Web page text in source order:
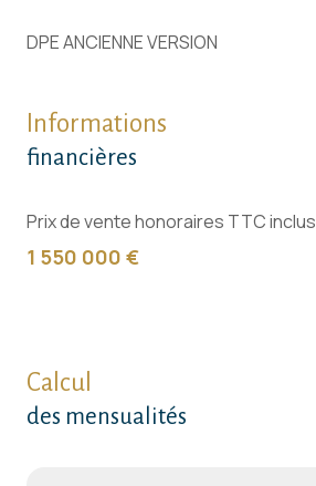
DPE ANCIENNE VERSION
Informations
financières
Prix de vente honoraires TTC inclus
1 550 000 €
Calcul
des mensualités